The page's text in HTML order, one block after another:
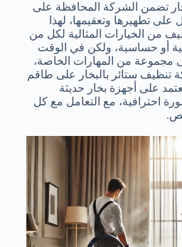
تضمن الشركة المحافظة على
تطهيرها وتعقيمها، لهذا
من الخيارات المثالية لكل من
أو حساسية، ولكن في الوقت
مجموعة من المهارات الخاصة،
تنظيف ستائر بالبخار على طاقم
على أجهزة بخار حديثة
احترافية، مع التعامل مع كل